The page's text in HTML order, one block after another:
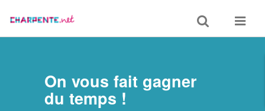
Toggle
search
Toggle
On vous fait gagner
du temps !